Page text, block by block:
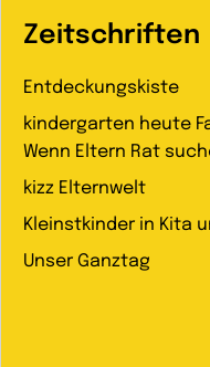
Zeitschriften
Entdeckungskiste
kindergarten heute
Wenn Eltern Rat
kizz Elternwelt
Kleinstkinder in Kita
Unser Ganztag